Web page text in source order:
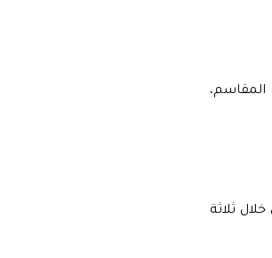
40% عند التأسيس والباقي خلال ثلاثة